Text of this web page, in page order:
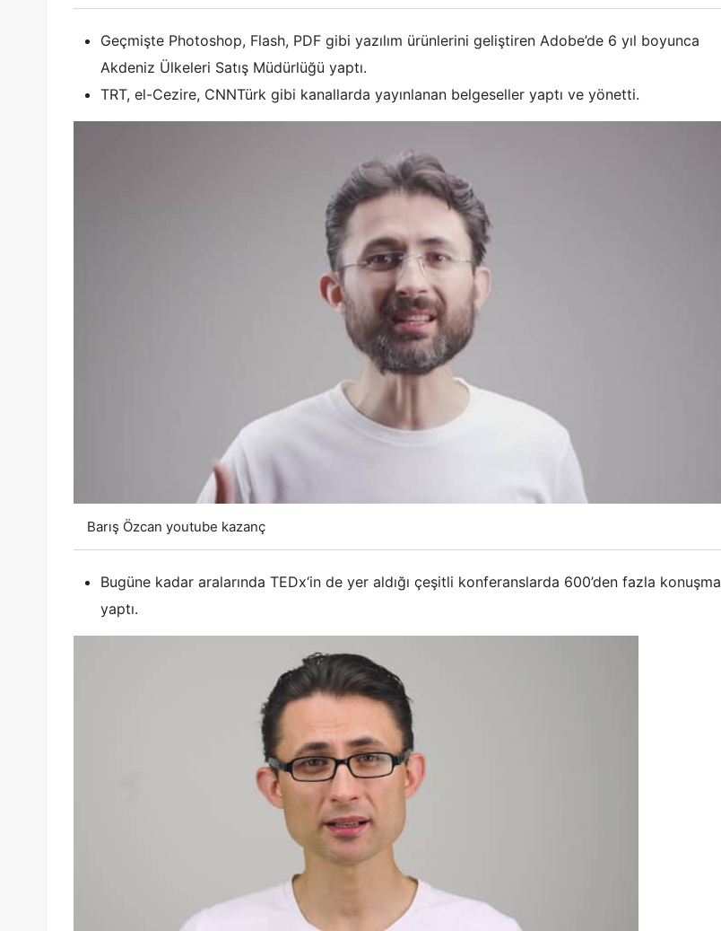
Geçmişte Photoshop, Flash, PDF gibi yazılım ürünlerini geliştiren Adobe’de 6 yıl boyunca
Akdeniz Ülkeleri Satış Müdürlüğü yaptı.
TRT, el-Cezire, CNNTürk gibi kanallarda yayınlanan belgeseller yaptı ve yönetti.
Barış Özcan youtube kazanç
Bugüne kadar aralarında TEDx‘in de yer aldığı çeşitli konferanslarda 600’den fazla konuşma
yaptı.